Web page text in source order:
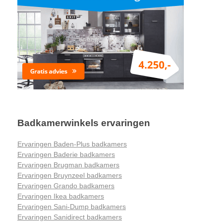
Badkamerwinkels ervaringen
Ervaringen Baden-Plus badkamers
Ervaringen Baderie badkamers
Ervaringen Brugman badkamers
Ervaringen Bruynzeel badkamers
Ervaringen Grando badkamers
Ervaringen Ikea badkamers
Ervaringen Sani-Dump badkamers
Ervaringen Sanidirect badkamers